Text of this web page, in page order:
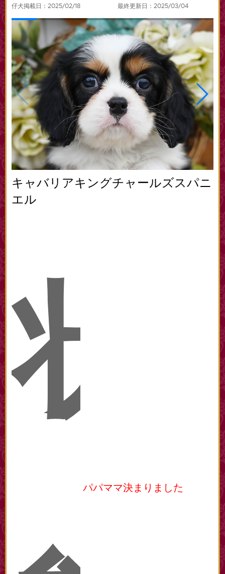
仔犬掲載日：2025/02/18 最終更新日：2025/03/04
キャバリアキングチャールズスパニ
エル
状
パパママ決まりました